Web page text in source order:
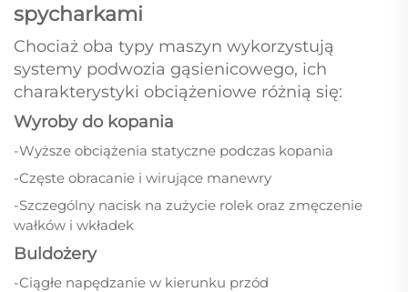
spycharkami
Chociaż oba typy maszyn wykorzystują
systemy podwozia gąsienicowego, ich
charakterystyki obciążeniowe różnią się:
Wyroby do kopania
-Wyższe obciążenia statyczne podczas kopania
-Częste obracanie i wirujące manewry
-Szczególny nacisk na zużycie rolek oraz zmęczenie
wałków i wkładek
Buldożery
-Ciągłe napędzanie w kierunku przód